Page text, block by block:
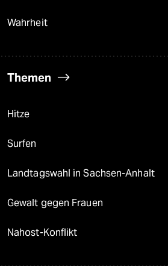
Wahrheit
Themen
Hitze
Surfen
Landtagswahl in Sachsen-Anhalt
Gewalt gegen Frauen
Nahost-Konflikt